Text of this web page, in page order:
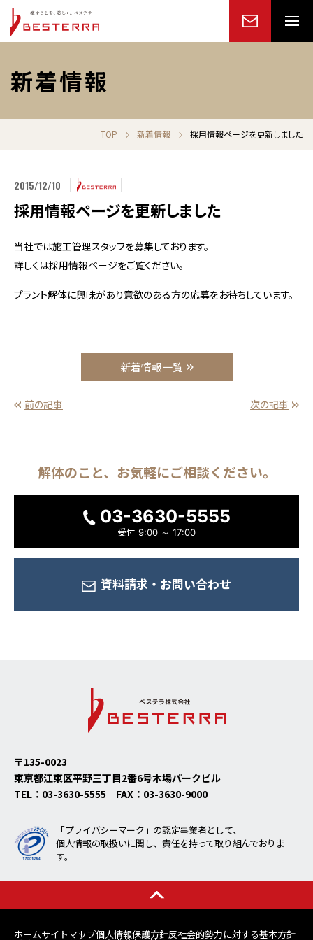
新着情報
TOP 新着情報 採用情報ページを更新しました
2015/12/10
採用情報ページを更新しました
当社では施工管理スタッフを募集しております。
詳しくは採用情報ページをご覧ください。
プラント解体に興味があり意欲のある方の応募をお待ちしています。
前の記事
新着情報一覧
次の記事
解体のこと、 お気軽にご相談ください。
03-3630-5555
受付 9:00 ～ 17:00
資料請求・ お問い合わせ
〒135-0023
東京都江東区平野三丁目2番6号木場パークビル
TEL： 03-3630-5555 FAX： 03-3630-9000
「プライバシーマーク」の認定事業者として、
個人情報の取扱いに関し、責任を持って取り組んでおりま
す。
ホームサイトマップ個人情報保護方針反社会的勢力に対する基本方針